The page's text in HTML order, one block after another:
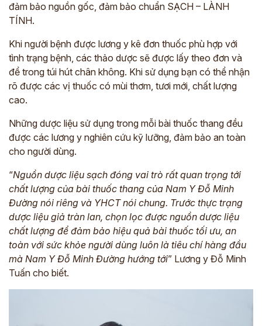
đảm bảo nguồn gốc, đảm bảo chuẩn SẠCH – LÀNH
TÍNH.
Khi người bệnh được lương y kê đơn thuốc phù hợp với
tình trạng bệnh, các thảo dược sẽ được lấy theo đơn và
để trong túi hút chân không. Khi sử dụng bạn có thể nhận
rõ được các vị thuốc có mùi thơm, tươi mới, chất lượng
cao.
Những dược liệu sử dụng trong mỗi bài thuốc thang đều
được các lương y nghiên cứu kỹ lưỡng, đảm bảo an toàn
cho người dùng.
“Nguồn dược liệu sạch đóng vai trò rất quan trọng tới
chất lượng của bài thuốc thang của Nam Y Đỗ Minh
Đường nói riêng và YHCT nói chung. Trước thực trạng
dược liệu giả tràn lan, chọn lọc được nguồn dược liệu
chất lượng để đảm bảo hiệu quả bài thuốc tối ưu, an
toàn với sức khỏe người dùng luôn là tiêu chí hàng đầu
mà Nam Y Đỗ Minh Đường hướng tới” Lương y Đỗ Minh
Tuấn cho biết.